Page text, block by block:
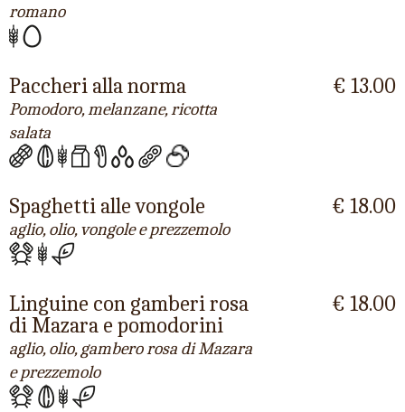
romano
Paccheri alla norma
Pomodoro, melanzane, ricotta
salata
€ 13.00
Spaghetti alle vongole
aglio, olio, vongole e prezzemolo
€ 18.00
Linguine con gamberi rosa
di Mazara e pomodorini
aglio, olio, gambero rosa di Mazara
e prezzemolo
€ 18.00